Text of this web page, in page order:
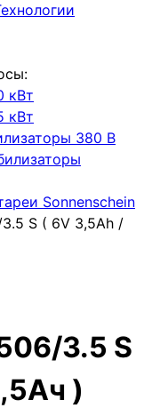
кВт
кВт
380 В
Sonnenschein
S ( 6V 3,5Ah /
3.5 S
)